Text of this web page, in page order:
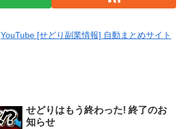
YouTube [せどり副業情報] 自動まとめサイト
せどりはもう終わった! 終了のお
知らせ